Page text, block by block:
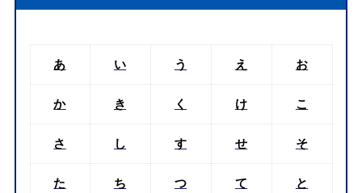
あ い う え お
か き く け こ
さ し す せ そ
た ち つ て と